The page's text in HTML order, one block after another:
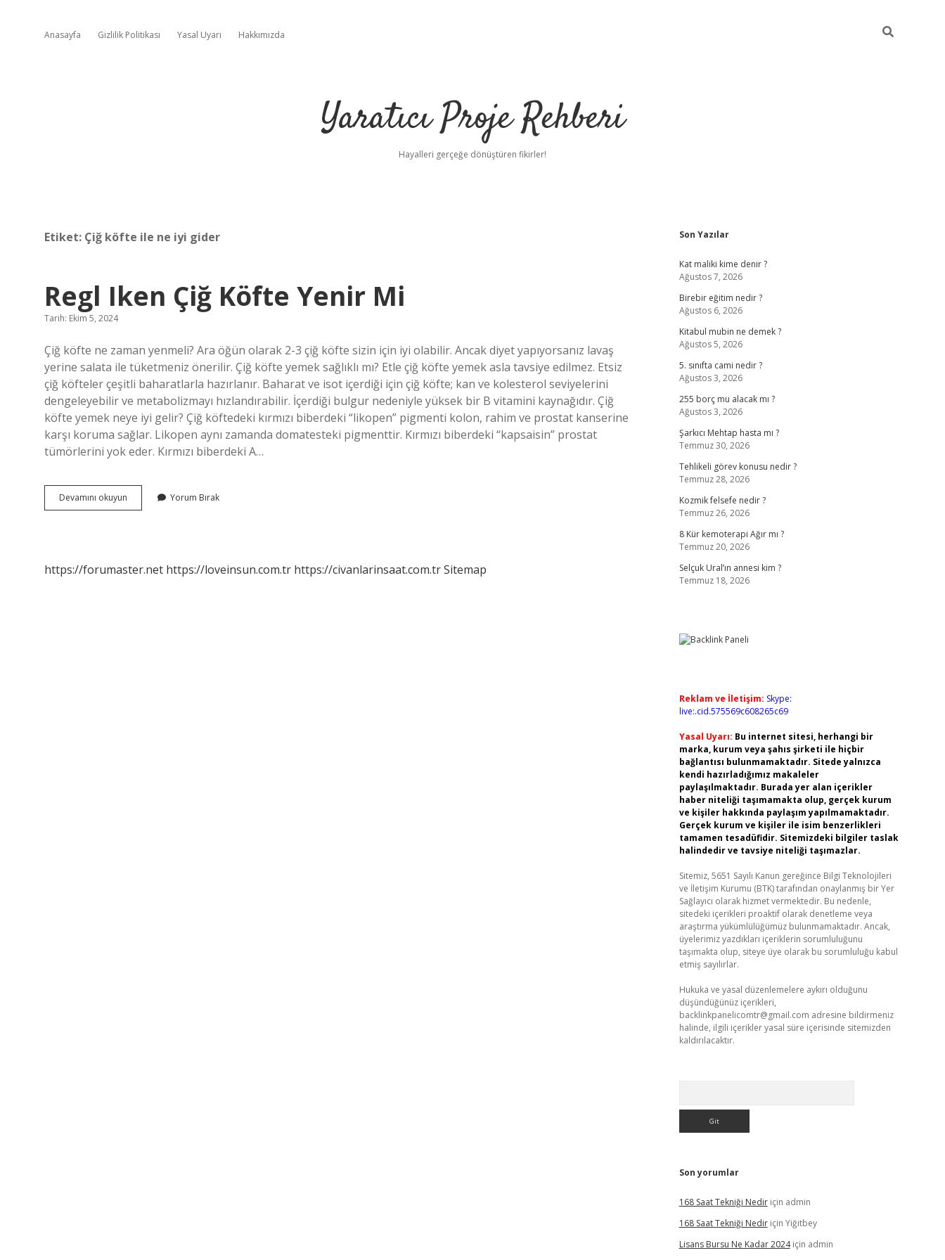
Anasayfa Gizlilik Politikası Yasal Uyarı Hakkımızda
Yaratıcı Proje Rehberi
Hayalleri gerçeğe dönüştüren fikirler!
Etiket: Çiğ köfte ile ne iyi gider
Regl Iken Çiğ Köfte Yenir Mi
Tarih: Ekim 5, 2024
Çiğ köfte ne zaman yenmeli? Ara öğün olarak 2-3 çiğ köfte sizin için iyi olabilir. Ancak diyet yapıyorsanız lavaş
yerine salata ile tüketmeniz önerilir. Çiğ köfte yemek sağlıklı mı? Etle çiğ köfte yemek asla tavsiye edilmez. Etsiz
çiğ köfteler çeşitli baharatlarla hazırlanır. Baharat ve isot içerdiği için çiğ köfte; kan ve kolesterol seviyelerini
dengeleyebilir ve metabolizmayı hızlandırabilir. İçerdiği bulgur nedeniyle yüksek bir B vitamini kaynağıdır. Çiğ
köfte yemek neye iyi gelir? Çiğ köftedeki kırmızı biberdeki “likopen” pigmenti kolon, rahim ve prostat kanserine
karşı koruma sağlar. Likopen aynı zamanda domatesteki pigmenttir. Kırmızı biberdeki “kapsaisin” prostat
tümörlerini yok eder. Kırmızı biberdeki A…
Devamını okuyun
Iken
Yorum Bırak
https://forumaster.net https://loveinsun.com.tr https://civanlarinsaat.com.trSitemap
Sidebar
Son Yazılar
Kat maliki kime denir ?
Ağustos 7, 2026
Birebir eğitim nedir ?
Ağustos 6, 2026
Kitabul mubin ne demek ?
Ağustos 5, 2026
5. sınıfta cami nedir ?
Ağustos 3, 2026
255 borç mu alacak mı ?
Ağustos 3, 2026
Şarkıcı Mehtap hasta mı ?
Temmuz 30, 2026
Tehlikeli görev konusu nedir ?
Temmuz 28, 2026
Kozmik felsefe nedir ?
Temmuz 26, 2026
8 Kür kemoterapi Ağır mı ?
Temmuz 20, 2026
Selçuk Ural’ın annesi kim ?
Temmuz 18, 2026
Reklam ve İletişim: Skype:
live:.cid.575569c608265c69
Yasal Uyarı: Bu internet sitesi, herhangi bir
marka, kurum veya şahıs şirketi ile hiçbir
bağlantısı bulunmamaktadır. Sitede yalnızca
kendi hazırladığımız makaleler
paylaşılmaktadır. Burada yer alan içerikler
haber niteliği taşımamakta olup, gerçek kurum
ve kişiler hakkında paylaşım yapılmamaktadır.
Gerçek kurum ve kişiler ile isim benzerlikleri
tamamen tesadüfidir. Sitemizdeki bilgiler taslak
halindedir ve tavsiye niteliği taşımazlar.
Sitemiz, 5651 Sayılı Kanun gereğince Bilgi Teknolojileri
ve İletişim Kurumu (BTK) tarafından onaylanmış bir Yer
Sağlayıcı olarak hizmet vermektedir. Bu nedenle,
sitedeki içerikleri proaktif olarak denetleme veya
araştırma yükümlülüğümüz bulunmamaktadır. Ancak,
üyelerimiz yazdıkları içeriklerin sorumluluğunu
taşımakta olup, siteye üye olarak bu sorumluluğu kabul
etmiş sayılırlar.
Hukuka ve yasal düzenlemelere aykırı olduğunu
düşündüğünüz içerikleri,
backlinkpanelicomtr@gmail.com adresine bildirmeniz
halinde, ilgili içerikler yasal süre içerisinde sitemizden
kaldırılacaktır.
Son yorumlar
168 Saat Tekniği Nediriçin admin
168 Saat Tekniği Nediriçin Yiğitbey
Lisans Bursu Ne Kadar 2024için admin
https://betci.co/